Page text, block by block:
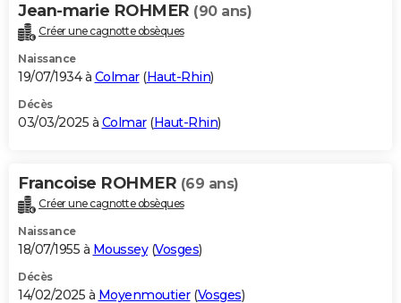
Jean-marie ROHMER (90 ans)
Créer une cagnotte obsèques
Naissance
19/07/1934 à Colmar(Haut-Rhin)
Décès
03/03/2025 à Colmar(Haut-Rhin)
Francoise ROHMER (69 ans)
Créer une cagnotte obsèques
Naissance
18/07/1955 à Moussey(Vosges)
Décès
14/02/2025 à Moyenmoutier(Vosges)